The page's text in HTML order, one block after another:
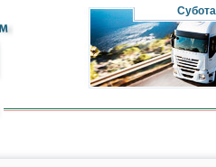
Субота